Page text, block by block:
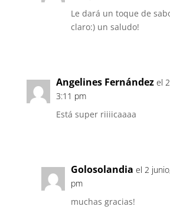
Le dará un toque de
claro:) un saludo!
Angelines Fernández el
3:11 pm
Está super riiiicaaaa
Golosolandia el 2
pm
muchas gracias!